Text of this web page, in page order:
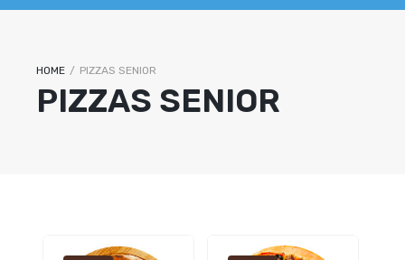
HOME / PIZZAS SENIOR
PIZZAS SENIOR